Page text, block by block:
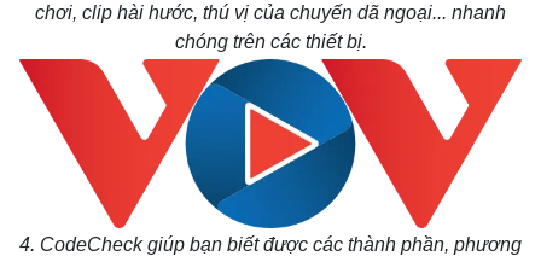
chơi, clip hài hước, thú vị của chuyến dã ngoại... nhanh
chóng trên các thiết bị.
4. CodeCheck giúp bạn biết được các thành phần, phương